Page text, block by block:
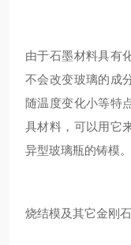
由于石墨材料具有
不会改变玻璃的成
随温度变化小等特
具材料，可以用它
异型玻璃瓶的铸模。
烧结模及其它金刚